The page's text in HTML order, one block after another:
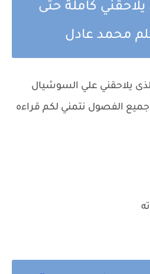
يلاحقني كاملة حتى
محمد عادل
يلاحقني علي السوشيال
جميع الفصول نتمني لكم قراءه